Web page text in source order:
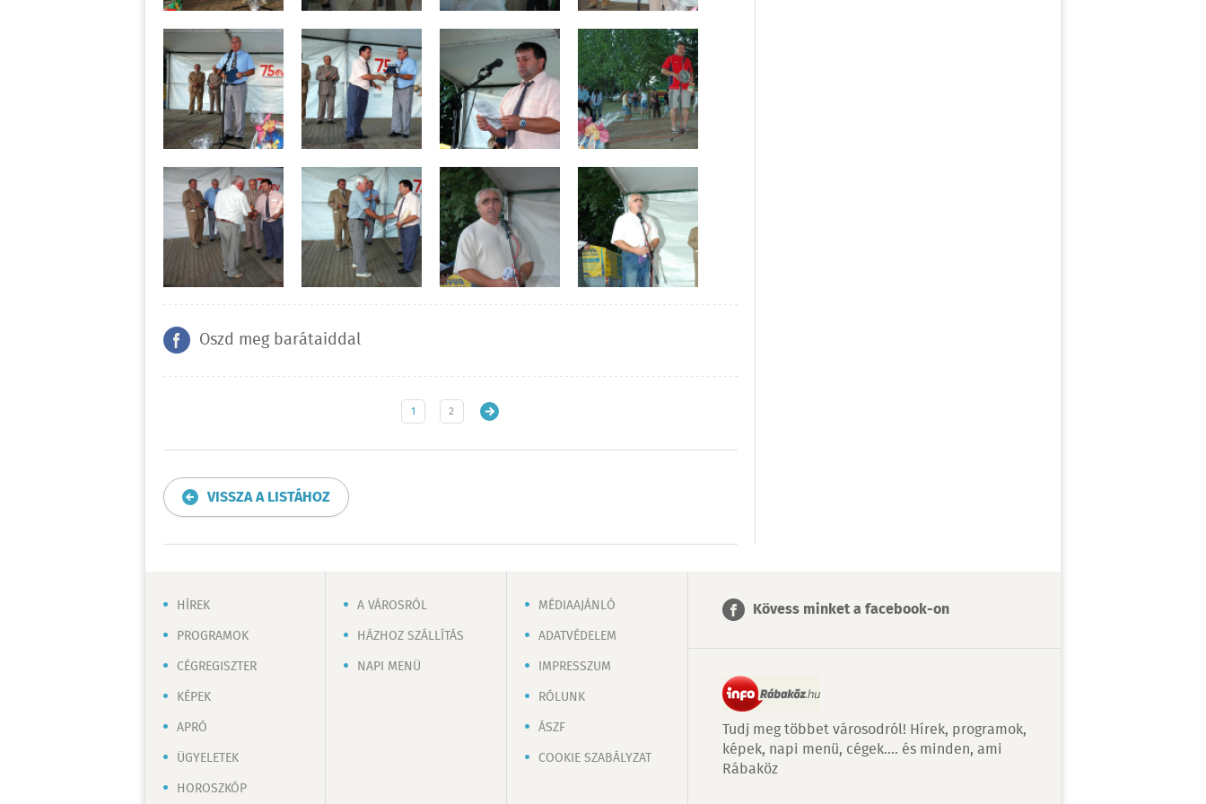
Oszd meg barátaiddal
1 2
VISSZA A LISTÁHOZ
HÍREK
PROGRAMOK
CÉGREGISZTER
KÉPEK
APRÓ
ÜGYELETEK
HOROSZKÓP
A VÁROSRÓL
HÁZHOZ SZÁLLÍTÁS
NAPI MENÜ
MÉDIAAJÁNLÓ
ADATVÉDELEM
IMPRESSZUM
RÓLUNK
ÁSZF
COOKIE SZABÁLYZAT
Kövess minket a facebook-on
Tudj meg többet városodról! Hírek, programok,
képek, napi menü, cégek…. és minden, ami
Rábaköz